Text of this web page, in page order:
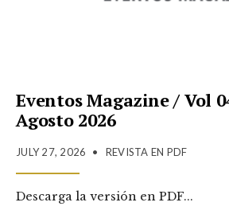
Eventos Magazine / Vol
Agosto 2026
JULY 27, 2026 • REVISTA EN PDF
Descarga la versión en PDF...